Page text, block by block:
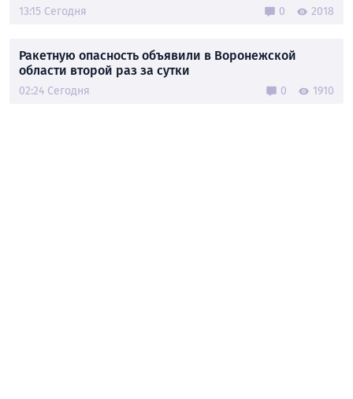
13:15 Сегодня 0 2018
Ракетную опасность объявили в Воронежской
области второй раз за сутки
02:24 Сегодня 0 1910